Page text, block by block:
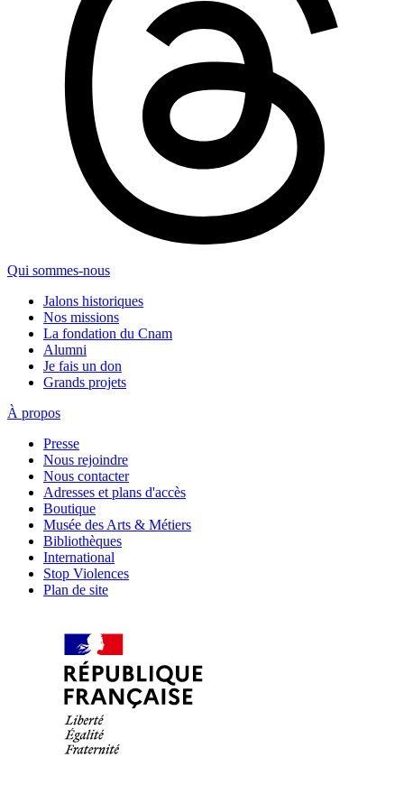
Qui sommes-nous
Jalons historiques
Nos missions
La fondation du Cnam
Alumni
Je fais un don
Grands projets
À propos
Presse
Nous rejoindre
Nous contacter
Adresses et plans d'accès
Boutique
Musée des Arts & Métiers
Bibliothèques
International
Stop Violences
Plan de site